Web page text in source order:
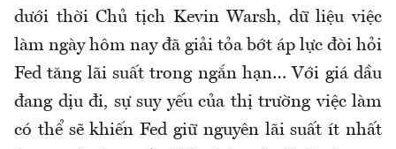
dưới thời Chủ tịch Kevin Warsh, dữ liệu việc
làm ngày hôm nay đã giải tỏa bớt áp lực đòi hỏi
Fed tăng lãi suất trong ngắn hạn… Với giá dầu
đang dịu đi, sự suy yếu của thị trường việc làm
có thể sẽ khiến Fed giữ nguyên lãi suất ít nhất